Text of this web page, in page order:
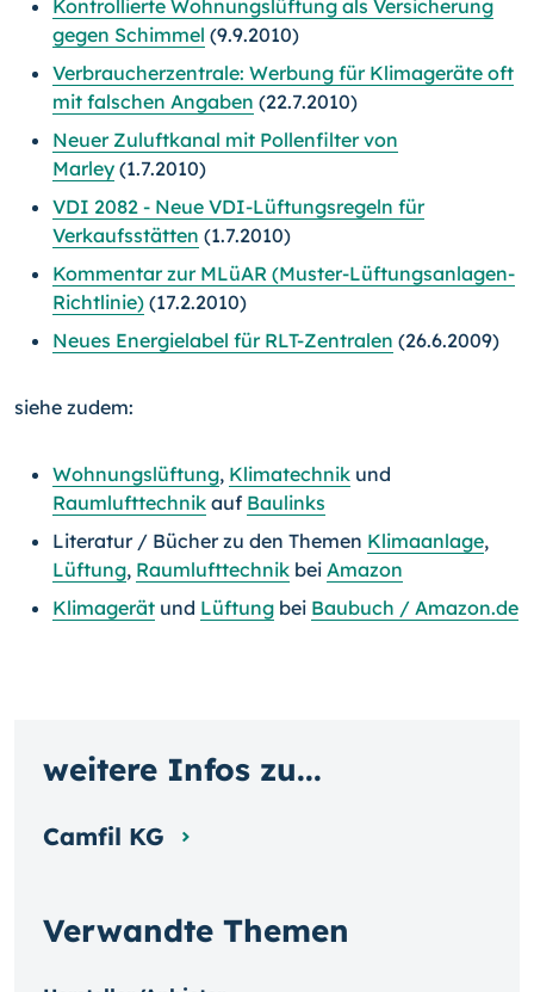
Kontrollierte Wohnungslüftung als Versicherung
gegen Schimmel (9.9.2010)
Verbraucherzentrale: Werbung für Klimageräte oft
mit falschen Angaben (22.7.2010)
Neuer Zuluftkanal mit Pollenfilter von
Marley (1.7.2010)
VDI 2082 - Neue VDI-Lüftungsregeln für
Verkaufsstätten (1.7.2010)
Kommentar zur MLüAR (Muster-Lüftungsanlagen-
Richtlinie) (17.2.2010)
Neues Energielabel für RLT-Zentralen (26.6.2009)
siehe zudem:
Wohnungslüftung, Klimatechnik und
Raumlufttechnik auf Baulinks
Literatur / Bücher zu den Themen Klimaanlage,
Lüftung, Raumlufttechnik bei Amazon
Klimagerät und Lüftung bei Baubuch / Amazon.de
Verwandte Themen
weitere Infos zu...
Camfil KG